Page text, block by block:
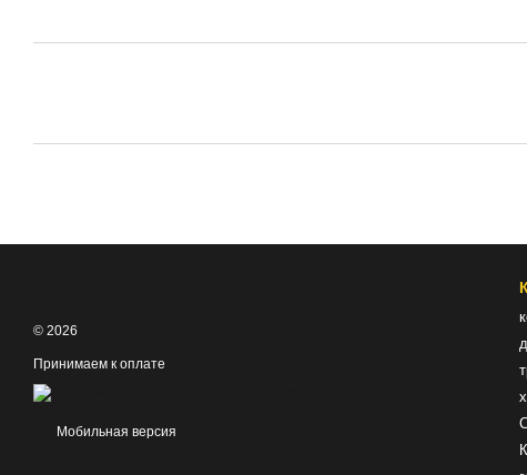
© 2026
Принимаем к оплате
Мобильная версия